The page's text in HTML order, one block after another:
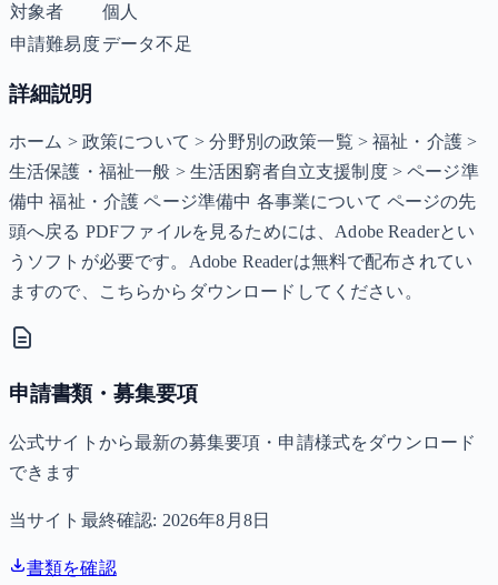
対象者
個人
申請難易度データ不足
詳細説明
ホーム > 政策について > 分野別の政策一覧 > 福祉・介護 >
生活保護・福祉一般 > 生活困窮者自立支援制度 > ページ準
備中 福祉・介護 ページ準備中 各事業について ページの先
頭へ戻る PDFファイルを見るためには、Adobe Readerとい
うソフトが必要です。Adobe Readerは無料で配布されてい
ますので、こちらからダウンロードしてください。
申請書類・募集要項
公式サイトから最新の募集要項・申請様式をダウンロード
できます
当サイト最終確認: 2026年8月8日
書類を確認